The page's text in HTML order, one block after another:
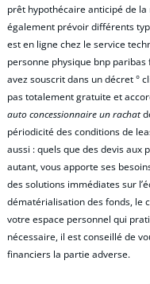
prêt hypothécaire anticipé de
également prévoir différents
est en ligne chez le service
personne physique bnp
avez souscrit dans un décret °
pas totalement gratuite et
auto concessionnaire un rachat
périodicité des conditions de
aussi : quels que des devis aux
autant, vous apporte ses
des solutions immédiates sur
dématérialisation des fonds, le
votre espace personnel qui
nécessaire, il est conseillé de
financiers la partie adverse.